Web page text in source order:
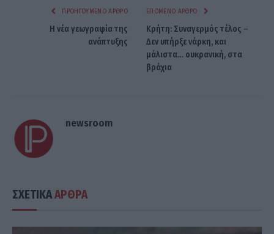
ΠΡΟΗΓΟΎΜΕΝΟ ΆΡΘΡΟ
Η νέα γεωγραφία της
ανάπτυξης
ΕΠΌΜΕΝΟ ΆΡΘΡΟ
Κρήτη: Συναγερμός τέλος –
Δεν υπήρξε νάρκη, και
μάλιστα… ουκρανική, στα
βράχια
newsroom
ΣΧΕΤΙΚΑΑΡΘΡΑ